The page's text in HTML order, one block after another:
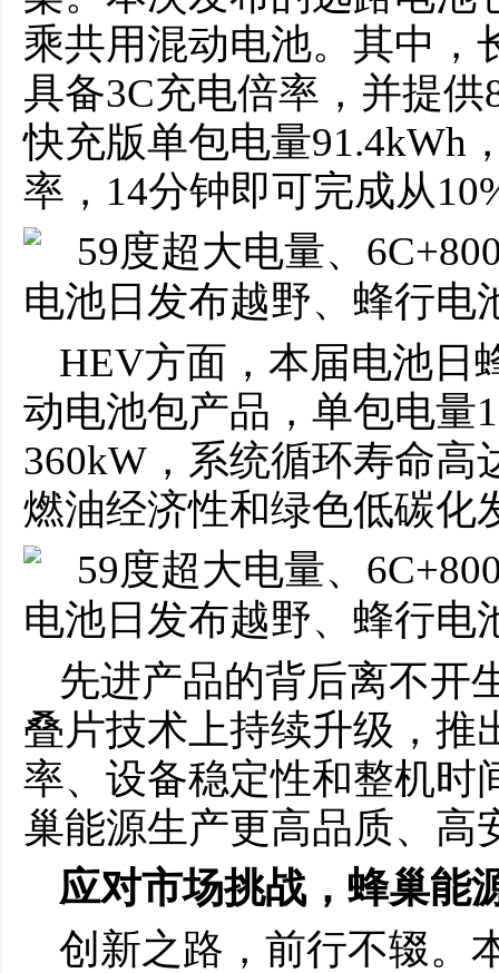
乘共用混动电池。其中，
具备3C充电倍率，并提
快充版单包电量91.4kWh
率，14分钟即可完成从
HEV方面，本届电池日
动电池包产品，单包电量
360kW，系统循环寿命高
燃油经济性和绿色低碳化
先进产品的背后离不开
叠片技术上持续升级，推
率、设备稳定性和整机时
巢能源生产更高品质、高
应对市场挑战， 蜂巢能
创新之路，前行不辍。